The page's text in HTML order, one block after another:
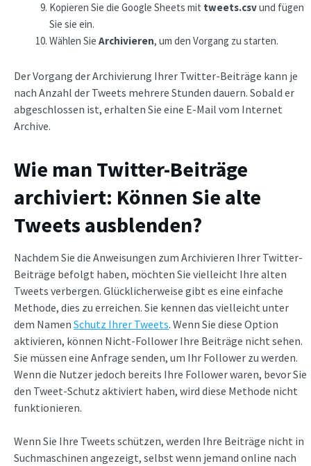
Kopieren Sie die Google Sheets mit tweets.csvund fügen
Sie sie ein.
Wählen Sie Archivieren, um den Vorgang zu starten.
Der Vorgang der Archivierung Ihrer Twitter-Beiträge kann je
nach Anzahl der Tweets mehrere Stunden dauern. Sobald er
abgeschlossen ist, erhalten Sie eine E-Mail vom Internet
Archive.
Wie man Twitter-Beiträge
archiviert: Können Sie alte
Tweets ausblenden?
Nachdem Sie die Anweisungen zum Archivieren Ihrer Twitter-
Beiträge befolgt haben, möchten Sie vielleicht Ihre alten
Tweets verbergen. Glücklicherweise gibt es eine einfache
Methode, dies zu erreichen. Sie kennen das vielleicht unter
dem Namen Schutz Ihrer Tweets. Wenn Sie diese Option
aktivieren, können Nicht-Follower Ihre Beiträge nicht sehen.
Sie müssen eine Anfrage senden, um Ihr Follower zu werden.
Wenn die Nutzer jedoch bereits Ihre Follower waren, bevor Sie
den Tweet-Schutz aktiviert haben, wird diese Methode nicht
funktionieren.
Wenn Sie Ihre Tweets schützen, werden Ihre Beiträge nicht in
Suchmaschinen angezeigt, selbst wenn jemand online nach